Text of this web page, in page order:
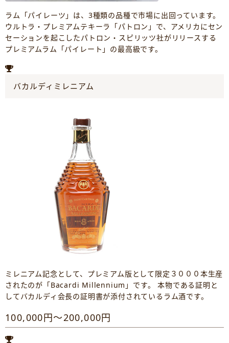
ラム「パイレーツ」は、3種類の品種で市場に出回っています。
ウルトラ・プレミアムテキーラ「パトロン」で、アメリカにセン
セーションを起こしたパトロン・スピリッツ社がリリースする
プレミアムラム「パイレート」の最高級です。
バカルディミレニアム
ミレニアム記念として、プレミアム版として限定３０００本生産
されたのが「Bacardi Millennium」です。 本物である証明と
してバカルディ会長の証明書が添付されているラム酒です。
100,000円～200,000円